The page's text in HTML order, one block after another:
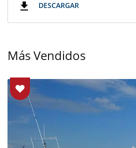
DESCARGAR
Más Vendidos